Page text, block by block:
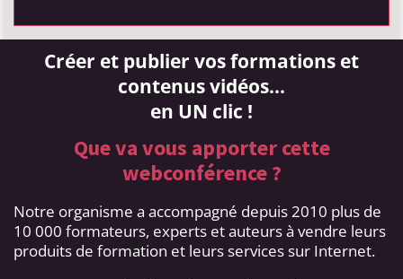
Créer et publier vos formations et
contenus vidéos...
en UN clic !
Que va vous apporter cette
webconférence ?
Notre organisme a accompagné depuis 2010 plus de
10 000 formateurs, experts et auteurs à vendre leurs
produits de formation et leurs services sur Internet.